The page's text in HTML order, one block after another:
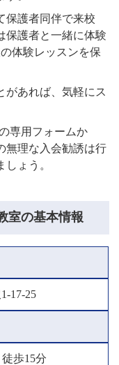
保護者同伴で来校
保護者と一緒に体験
体験レッスンを保
があれば、気軽にス
専用フォームか
無理な入会勧誘は行
ょう。
室の基本情報
17-25
歩15分